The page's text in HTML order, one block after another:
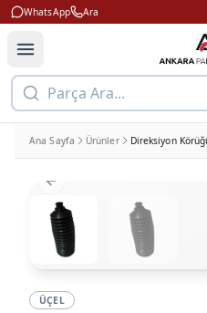
WhatsApp Ara
Parça Ara...
Ana Sayfa Ürünler
Previous slide
ÜÇEL